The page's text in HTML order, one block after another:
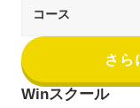
コース
さら
Winスクール